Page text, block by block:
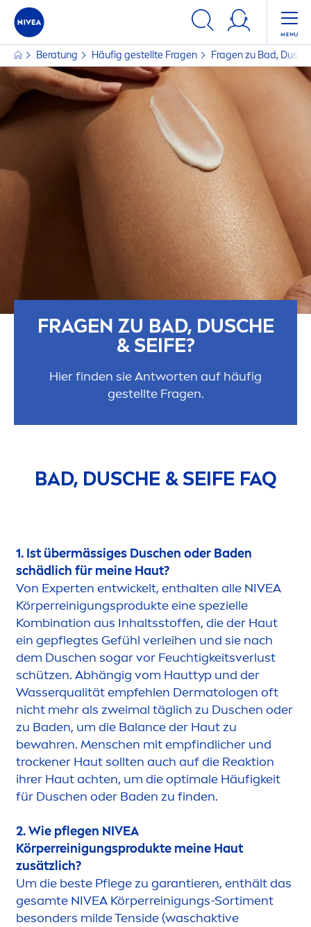
Beratung Häufig gestellte Fragen Fragen zu Bad,
FRAGEN ZU BAD, DUSCHE
& SEIFE?
Hier finden sie Antworten auf häufig
gestellte Fragen.
BAD, DUSCHE & SEIFE FAQ
1. Ist übermässiges Duschen oder Baden
schädlich für meine Haut?
Von Experten entwickelt, enthalten alle NIVEA
Körperreinigungsprodukte eine spezielle
Kombination aus Inhaltsstoffen, die der Haut
ein gepflegtes Gefühl verleihen und sie nach
dem Duschen sogar vor Feuchtigkeitsverlust
schützen. Abhängig vom Hauttyp und der
Wasserqualität empfehlen Dermatologen oft
nicht mehr als zweimal täglich zu Duschen oder
zu Baden, um die Balanceder Haut zu
bewahren. Menschen mit empfindlicher und
trockener Haut sollten auch auf die Reaktion
ihrer Haut achten, um die optimale Häufigkeit
für Duschen oder Baden zu finden.
2. Wie pflegen NIVEA
Körperreinigungsprodukte meine Haut
zusätzlich?
Um die beste Pflege zu garantieren, enthält das
gesamte NIVEA Körperreinigungs-Sortiment
besonders milde Tenside (waschaktive